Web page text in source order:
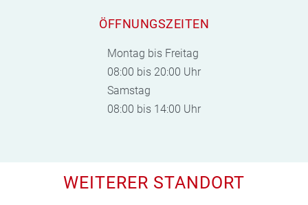
ÖFFNUNGSZEITEN
Montag bis Freitag
08:00 bis 20:00 Uhr
Samstag
08:00 bis 14:00 Uhr
WEITERER STANDORT